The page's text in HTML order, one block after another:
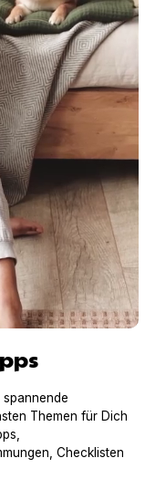
spannende
Themen für Dich
Checklisten